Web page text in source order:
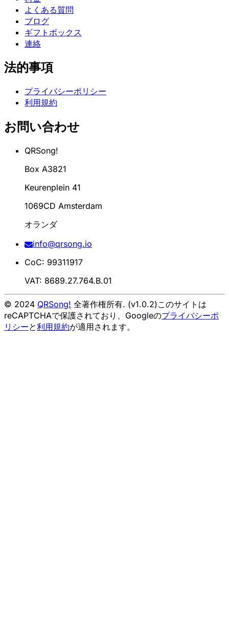
よくある質問
ブログ
ギフトボックス
連絡
法的事項
プライバシーポリシー
利用規約
お問い合わせ
QRSong!
Box A3821
Keurenplein 41
1069CD Amsterdam
オランダ
info@qrsong.io
CoC: 99311917
VAT: 8689.27.764.B.01
© 2024 QRSong! 全著作権所有. (v1.0.2)このサイトは
reCAPTCHAで保護されており、Googleのプライバシーポ
リシーと利用規約が適用されます。